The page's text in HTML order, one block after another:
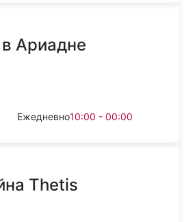
Ариадне
Ежедневно10:00 - 00:00
Thetis